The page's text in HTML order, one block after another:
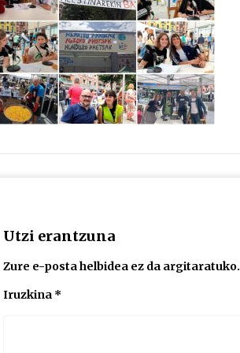
protagonista
2026/07/16
POTTO: San Pedro jaietako bertso-
saioa
2026/07/09
Utzi erantzuna
Zure e-posta helbidea ez da argitaratuko.
Iruzkina *